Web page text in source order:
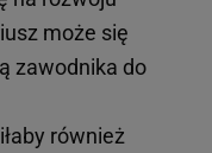
może się
zawodnika do
również